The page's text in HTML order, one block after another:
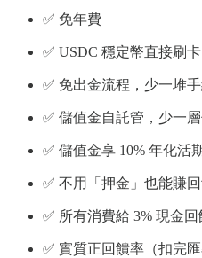
✅ 免年費
✅ USDC 穩定幣直接刷
✅ 免出金流程，少一堆
✅ 儲值金自託管，少一
✅ 儲值金享 10% 年化活
✅ 不用「押金」也能賺
✅ 所有消費給 3% 現金回
✅ 實質正回饋率（扣完